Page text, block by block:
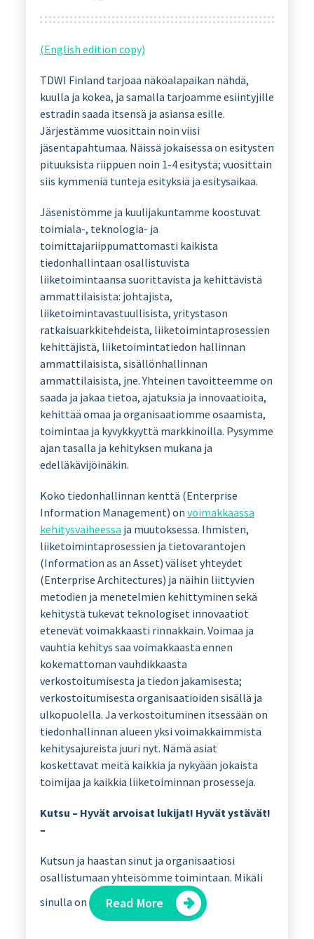
(English edition copy)
TDWI Finland tarjoaa näköalapaikan nähdä,
kuulla ja kokea, ja samalla tarjoamme esiintyjille
estradin saada itsensä ja asiansa esille.
Järjestämme vuosittain noin viisi
jäsentapahtumaa. Näissä jokaisessa on esitysten
pituuksista riippuen noin 1-4 esitystä; vuosittain
siis kymmeniä tunteja esityksiä ja esitysaikaa.
Jäsenistömme ja kuulijakuntamme koostuvat
toimiala-, teknologia- ja
toimittajariippumattomasti kaikista
tiedonhallintaan osallistuvista
liiketoimintaansa suorittavista ja kehittävistä
ammattilaisista: johtajista,
liiketoimintavastuullisista, yritystason
ratkaisuarkkitehdeista, liiketoimintaprosessien
kehittäjistä, liiketoimintatiedon hallinnan
ammattilaisista, sisällönhallinnan
ammattilaisista, jne. Yhteinen tavoitteemme on
saada ja jakaa tietoa, ajatuksia ja innovaatioita,
kehittää omaa ja organisaatiomme osaamista,
toimintaa ja kyvykkyyttä markkinoilla. Pysymme
ajan tasalla ja kehityksen mukana ja
edelläkävijöinäkin.
Koko tiedonhallinnan kenttä (Enterprise
Information Management) on voimakkaassa
kehitysvaiheessa ja muutoksessa. Ihmisten,
liiketoimintaprosessien ja tietovarantojen
(Information as an Asset) väliset yhteydet
(Enterprise Architectures) ja näihin liittyvien
metodien ja menetelmien kehittyminen sekä
kehitystä tukevat teknologiset innovaatiot
etenevät voimakkaasti rinnakkain. Voimaa ja
vauhtia kehitys saa voimakkaasta ennen
kokemattoman vauhdikkaasta
verkostoitumisesta ja tiedon jakamisesta;
verkostoitumisesta organisaatioiden sisällä ja
ulkopuolella. Ja verkostoituminen itsessään on
tiedonhallinnan alueen yksi voimakkaimmista
kehitysajureista juuri nyt. Nämä asiat
koskettavat meitä kaikkia ja nykyään jokaista
toimijaa ja kaikkia liiketoiminnan prosesseja.
Kutsu – Hyvät arvoisat lukijat! Hyvät ystävät!
–
Kutsun ja haastan sinut ja organisaatiosi
osallistumaan yhteisömme toimintaan. Mikäli
sinulla on
Read More